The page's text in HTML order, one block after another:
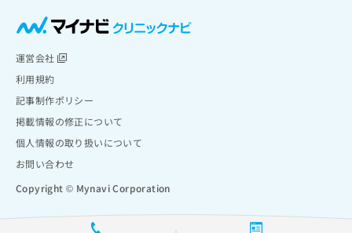
運営会社
利用規約
記事制作ポリシー
掲載情報の修正について
個人情報の取り扱いについて
お問い合わせ
Copyright © Mynavi Corporation